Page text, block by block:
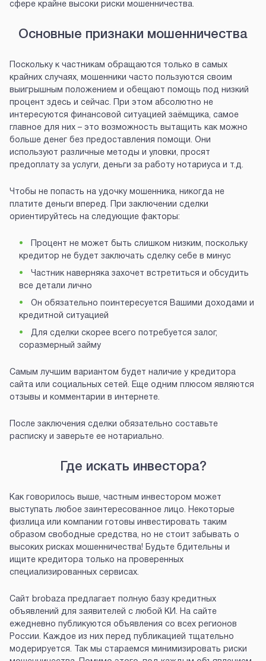
сфере крайне высоки риски мошенничества.
Основные признаки мошенничества
Поскольку к частникам обращаются только в самых
крайних случаях, мошенники часто пользуются своим
выигрышным положением и обещают помощь под низкий
процент здесь и сейчас. При этом абсолютно не
интересуются финансовой ситуацией заёмщика, самое
главное для них – это возможность вытащить как можно
больше денег без предоставления помощи. Они
используют различные методы и уловки, просят
предоплату за услуги, деньги за работу нотариуса и т.д.
Чтобы не попасть на удочку мошенника, никогда не
платите деньги вперед. При заключении сделки
ориентируйтесь на следующие факторы:
Процент не может быть слишком низким, поскольку
кредитор не будет заключать сделку себе в минус
Частник наверняка захочет встретиться и обсудить
все детали лично
Он обязательно поинтересуется Вашими доходами и
кредитной ситуацией
Для сделки скорее всего потребуется залог,
соразмерный займу
Самым лучшим вариантом будет наличие у кредитора
сайта или социальных сетей. Еще одним плюсом являются
отзывы и комментарии в интернете.
После заключения сделки обязательно составьте
расписку и заверьте ее нотариально.
Где искать инвестора?
Как говорилось выше, частным инвестором может
выступать любое заинтересованное лицо. Некоторые
физлица или компании готовы инвестировать таким
образом свободные средства, но не стоит забывать о
высоких рисках мошенничества! Будьте бдительны и
ищите кредитора только на проверенных
специализированных сервисах.
Сайт brobaza предлагает полную базу кредитных
объявлений для заявителей с любой КИ. На сайте
ежедневно публикуются объявления со всех регионов
России. Каждое из них перед публикацией тщательно
модерируется. Так мы стараемся минимизировать риски